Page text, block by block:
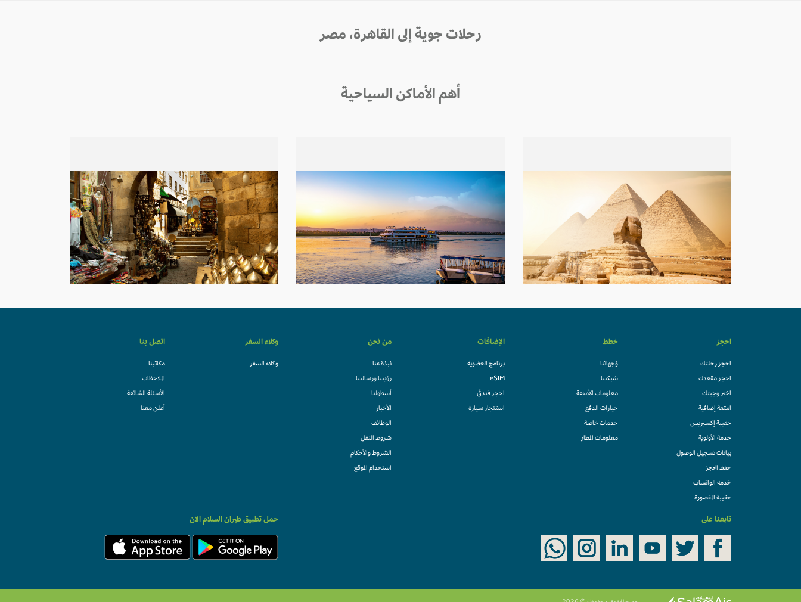
رحلات جوية إلى القاهرة، مصر
أهم الأماكن السياحية
احجز
احجز رحلتك
احجز مقعدك
اختر وجبتك
امتعة إضافية
حقيبة إكسبريس
خدمة الأولوية
بيانات تسجيل الوصول
حفظ الحجز
خدمة الواتساب
حقيبة المقصورة
خطط
وُجهاتنا
شبكتنا
معلومات الأمتعة
خيارات الدفع
خدمات خاصة
معلومات المطار
الإضافات
برنامج العضوية
eSIM
احجز فندقً
استئجار سيارة
من نحن
نبذة عنا
رؤيتنا ورسالتنا
أسطولنا
الأخبار
الوظائف
شروط النقل
الشروط والأحكام
استخدام الموقع
وكلاء السفر
وكلاء السفر
اتصل بنا
مكاتبنا
الملاحظات
الأسئلة الشائعة
أعلن معنا
تابعنا على حمل تطبيق طيران السلام الان